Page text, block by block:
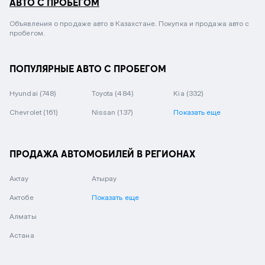
АВТО С ПРОБЕГОМ
Объявления о продаже авто в Казахстане. Покупка и продажа авто с
пробегом.
ПОПУЛЯРНЫЕ АВТО С ПРОБЕГОМ
Hyundai (748) Toyota (484) Kia (332)
Chevrolet (161) Nissan (137) Показать еще
ПРОДАЖА АВТОМОБИЛЕЙ В РЕГИОНАХ
Актау
Актобе
Алматы
Астана
Атырау
Показать еще